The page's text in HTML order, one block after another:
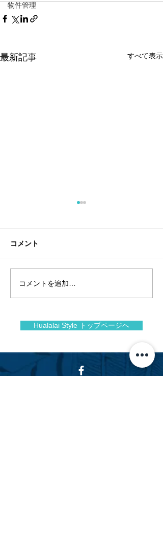
物件管理
最新記事 すべて表示
夏のアートショー＠フア
ラライ
コメント
コメントを追加…
Hualalai Style トップページへ